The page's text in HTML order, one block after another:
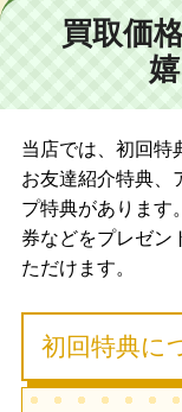
買取価
当店では、初回特
お友達紹介特典、
プ特典があります
券などをプレゼン
ただけます。
初回特典に